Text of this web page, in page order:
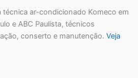
técnica ar-condicionado Komeco em
e ABC Paulista, técnicos
conserto e manutenção. Veja